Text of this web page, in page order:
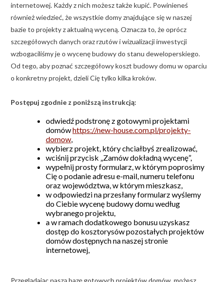
internetowej. Każdy z nich możesz także kupić. Powinieneś
również wiedzieć, że wszystkie domy znajdujące się w naszej
bazie to projekty z aktualną wyceną. Oznacza to, że oprócz
szczegółowych danych oraz rzutów i wizualizacji inwestycji
wzbogaciliśmy je o wycenę budowy do stanu deweloperskiego.
Od tego, aby poznać szczegółowy koszt budowy domu w oparciu
o konkretny projekt, dzieli Cię tylko kilka kroków.
Postępuj zgodnie z poniższą instrukcją:
odwiedź podstronę z gotowymi projektami
domówhttps://new-house.com.pl/projekty-
domow
wybierz projekt, który chciałbyś zrealizować,
wciśnij przycisk „Zamów dokładną wycenę”,
wypełnij prosty formularz, w którym poprosimy
Cię o podanie adresu e-mail, numeru telefonu
oraz województwa, w którym mieszkasz,
w odpowiedzi na przesłany formularz wyślemy
do Ciebie wycenę budowy domu według
wybranego projektu,
a w ramach dodatkowego bonusu uzyskasz
dostęp do kosztorysów pozostałych projektów
domów dostępnych na naszej stronie
internetowej,
Przeglądając naszą bazę gotowych projektów domów, możesz